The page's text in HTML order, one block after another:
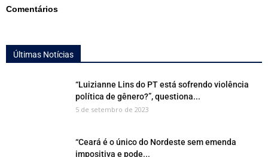
Comentários
Últimas Notícias
“Luizianne Lins do PT está sofrendo violência
política de gênero?”, questiona...
5 de setembro de 2023
“Ceará é o único do Nordeste sem emenda
impositiva e pode...